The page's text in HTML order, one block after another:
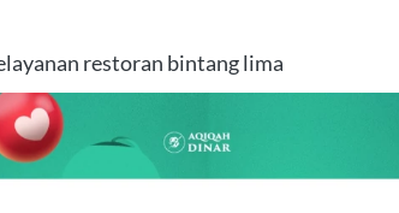
restoran bintang lima